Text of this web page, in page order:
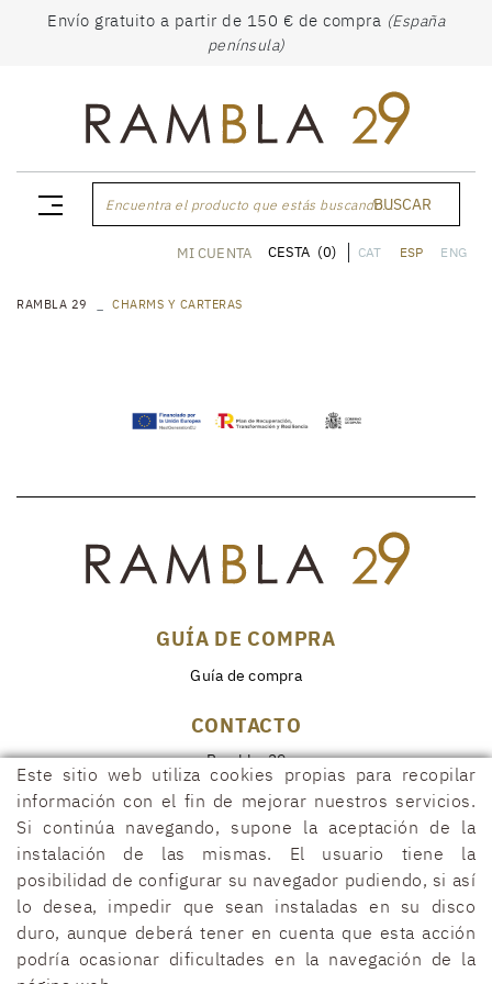
Envío gratuito a partir de 150 € de compra (España
península)
Encuentra el producto que estás buscando...BUSCAR
CAT ESP ENG
MI CUENTA CESTA (0)
RAMBLA 29 CHARMS Y CARTERAS
GUÍA DE COMPRA
Guía de compra
CONTACTO
Rambla, 29
17600 FIGUERES (Girona)
972 50 00 07
690 91 26 40
rambla29@rambla29.com
Este sitio web utiliza cookies propias para recopilar
información con el fin de mejorar nuestros servicios.
Si continúa navegando, supone la aceptación de la
instalación de las mismas. El usuario tiene la
posibilidad de configurar su navegador pudiendo, si así
lo desea, impedir que sean instaladas en su disco
duro, aunque deberá tener en cuenta que esta acción
podría ocasionar dificultades en la navegación de la